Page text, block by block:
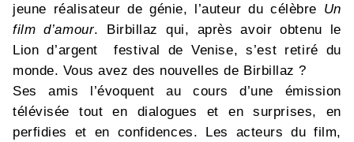
jeune réalisateur de génie, l’auteur du célèbre Un
film d’amour. Birbillaz qui, après avoir obtenu le
Lion d’argent festival de Venise, s’est retiré du
monde. Vous avez des nouvelles de Birbillaz ?
Ses amis l’évoquent au cours d’une émission
télévisée tout en dialogues et en surprises, en
perfidies et en confidences. Les acteurs du film,